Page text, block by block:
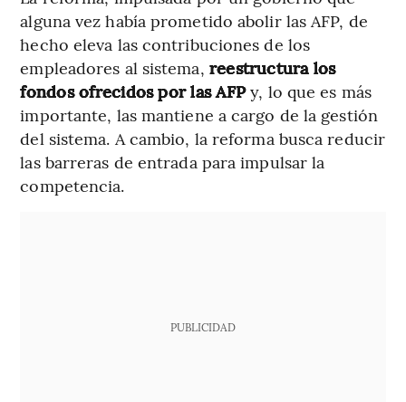
alguna vez había prometido abolir las AFP, de
hecho eleva las contribuciones de los
empleadores al sistema, reestructura los
fondos ofrecidos por las AFPy, lo que es más
importante, las mantiene a cargo de la gestión
del sistema. A cambio, la reforma busca reducir
las barreras de entrada para impulsar la
competencia.
PUBLICIDAD